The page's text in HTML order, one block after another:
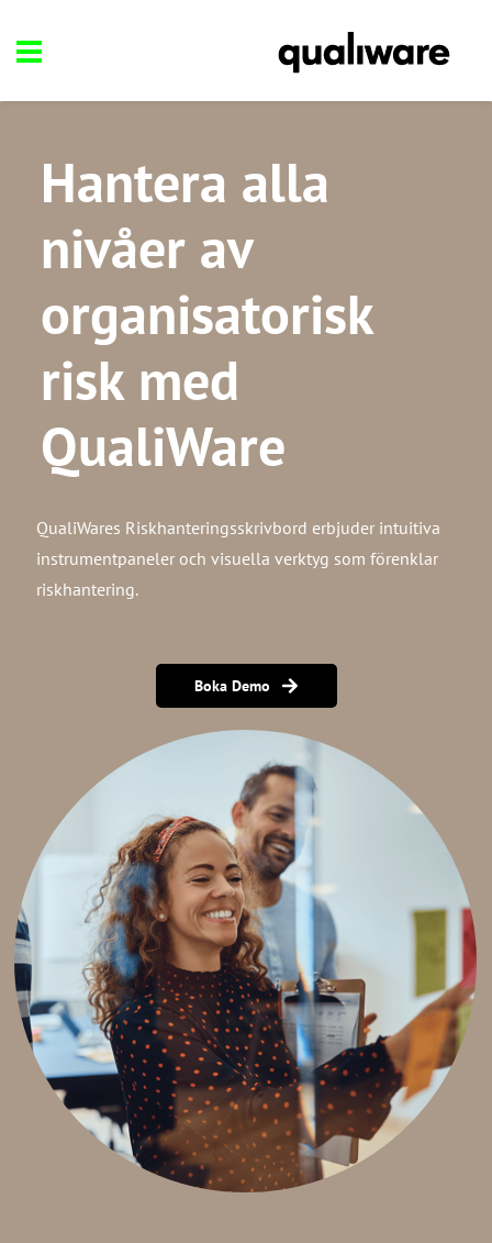
Hantera alla
nivåer av
organisatorisk
risk med
QualiWare
QualiWares Riskhanteringsskrivbord erbjuder intuitiva
instrumentpaneler och visuella verktyg som förenklar
riskhantering.
Boka Demo